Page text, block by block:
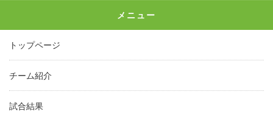
メニュー
トップページ
チーム紹介
試合結果